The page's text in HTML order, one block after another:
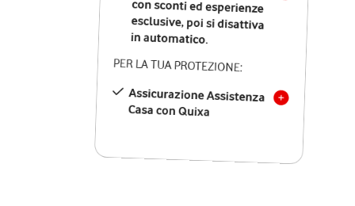
in automatico.
PER LA TUA PROTEZIONE:
Assicurazione Assistenza
Casa con Quixa